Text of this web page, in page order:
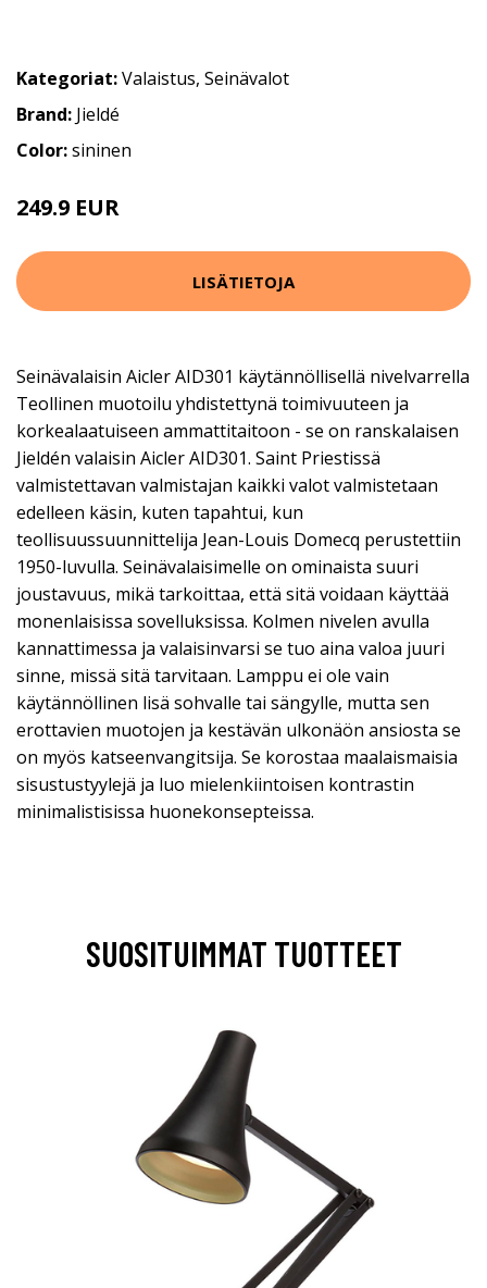
Kategoriat:Valaistus, Seinävalot
Brand: Jieldé
Color:sininen
249.9 EUR
LISÄTIETOJA
Seinävalaisin Aicler AID301 käytännöllisellä nivelvarrella
Teollinen muotoilu yhdistettynä toimivuuteen ja
korkealaatuiseen ammattitaitoon - se on ranskalaisen
Jieldén valaisin Aicler AID301. Saint Priestissä
valmistettavan valmistajan kaikki valot valmistetaan
edelleen käsin, kuten tapahtui, kun
teollisuussuunnittelija Jean-Louis Domecq perustettiin
1950-luvulla. Seinävalaisimelle on ominaista suuri
joustavuus, mikä tarkoittaa, että sitä voidaan käyttää
monenlaisissa sovelluksissa. Kolmen nivelen avulla
kannattimessa ja valaisinvarsi se tuo aina valoa juuri
sinne, missä sitä tarvitaan. Lamppu ei ole vain
käytännöllinen lisä sohvalle tai sängylle, mutta sen
erottavien muotojen ja kestävän ulkonäön ansiosta se
on myös katseenvangitsija. Se korostaa maalaismaisia
sisustustyylejä ja luo mielenkiintoisen kontrastin
minimalistisissa huonekonsepteissa.
SUOSITUIMMAT TUOTTEET